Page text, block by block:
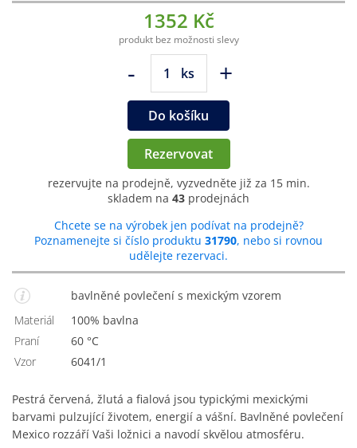
1352 Kč
produkt bez možnosti slevy
- ks +
Do košíku
Rezervovat
rezervujte na prodejně, vyzvedněte již za 15 min.
skladem na 43 prodejnách
Chcete se na výrobek jen podívat na prodejně?
Poznamenejte si číslo produktu 31790, nebo si rovnou
udělejte rezervaci.
bavlněné povlečení s mexickým vzorem
Materiál
100% bavlna
Praní
60 °C
Vzor
6041/1
Pestrá červená, žlutá a fialová jsou typickými mexickými
barvami pulzující životem, energií a vášní. Bavlněné povlečení
Mexico rozzáří Vaši ložnici a navodí skvělou atmosféru.